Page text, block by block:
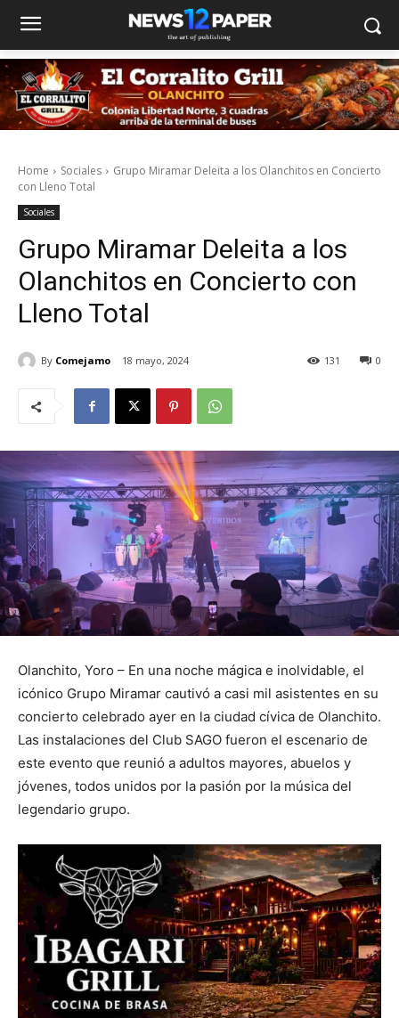
Home Sociales
Grupo Miramar Deleita a los Olanchitos en Concierto
con Lleno Total
Sociales
Grupo Miramar Deleita a los
Olanchitos en Concierto con
Lleno Total
By Comejamo 18 mayo, 2024 0
131
Olanchito, Yoro – En una noche mágica e inolvidable, el
icónico Grupo Miramar cautivó a casi mil asistentes en su
concierto celebrado ayer en la ciudad cívica de Olanchito.
Las instalaciones del Club SAGO fueron el escenario de
este evento que reunió a adultos mayores, abuelos y
jóvenes, todos unidos por la pasión por la música del
legendario grupo.